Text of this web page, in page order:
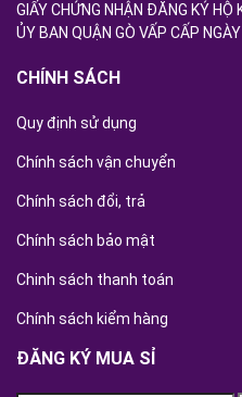
GIẤY CHỨNG NHẬN ĐĂNG KÝ
ỦY BAN QUẬN GÒ VẤP CẤP
CHÍNH SÁCH
Quy định sử dụng
Chính sách vận chuyển
Chính sách đổi, trả
Chính sách bảo mật
Chinh sách thanh toán
Chính sách kiểm hàng
ĐĂNG KÝ MUA SỈ